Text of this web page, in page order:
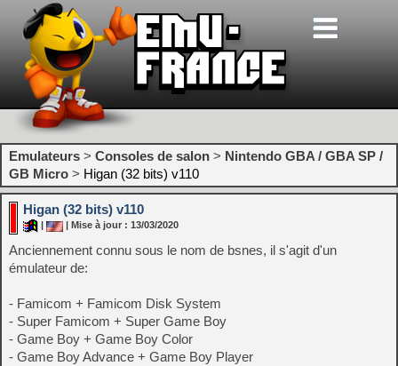
Emulateurs > Consoles de salon > Nintendo GBA / GBA SP /
GB Micro > Higan (32 bits) v110
Higan (32 bits) v110
| Mise à jour : 13/03/2020
Anciennement connu sous le nom de bsnes, il s'agit d'un
émulateur de:
- Famicom + Famicom Disk System
- Super Famicom + Super Game Boy
- Game Boy + Game Boy Color
- Game Boy Advance + Game Boy Player